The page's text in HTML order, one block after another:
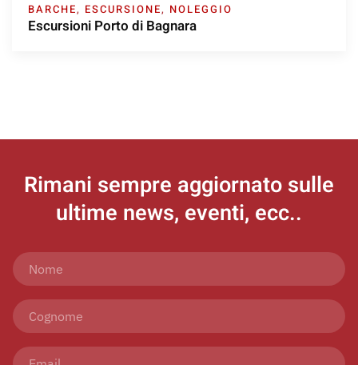
BARCHE, ESCURSIONE, NOLEGGIO
Escursioni Porto di Bagnara
Rimani sempre aggiornato sulle
ultime news, eventi, ecc..